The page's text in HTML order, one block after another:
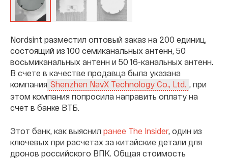
Nordsint разместил оптовый заказ на 200 единиц,
состоящий из 100 семиканальных антенн, 50
восьмиканальных антенн и 50 16-канальных антенн.
В счете в качестве продавца была указана
компания Shenzhen NavX Technology Co., Ltd.
, при
этом компания попросила направить оплату на
счет в банке ВТБ.
Этот банк, как выяснил ранее The Insider, один из
ключевых при расчетах за китайские детали для
дронов российского ВПК. Общая стоимость